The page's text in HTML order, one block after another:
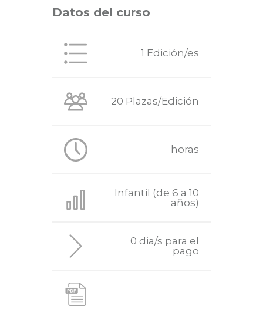
Datos del curso
1 Edición/es
20 Plazas/Edición
horas
Infantil (de 6 a 10
años)
0 dia/s para el
pago